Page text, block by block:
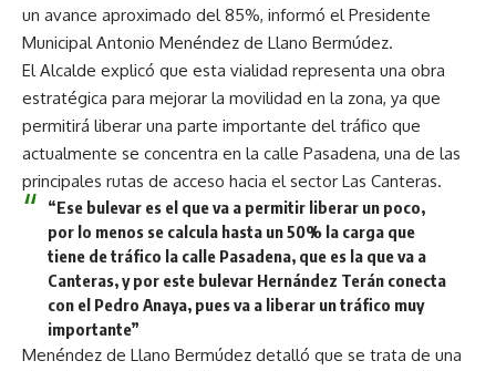
un avance aproximado del 85%, informó el Presidente
Municipal Antonio Menéndez de Llano Bermúdez.
El Alcalde explicó que esta vialidad representa una obra
estratégica para mejorar la movilidad en la zona, ya que
permitirá liberar una parte importante del tráfico que
actualmente se concentra en la calle Pasadena, una de las
principales rutas de acceso hacia el sector Las Canteras.
“Ese bulevar es el que va a permitir liberar un poco,
por lo menos se calcula hasta un 50% la carga que
tiene de tráfico la calle Pasadena, que es la que va a
Canteras, y por este bulevar Hernández Terán conecta
con el Pedro Anaya, pues va a liberar un tráfico muy
importante”
Menéndez de Llano Bermúdez detalló que se trata de una